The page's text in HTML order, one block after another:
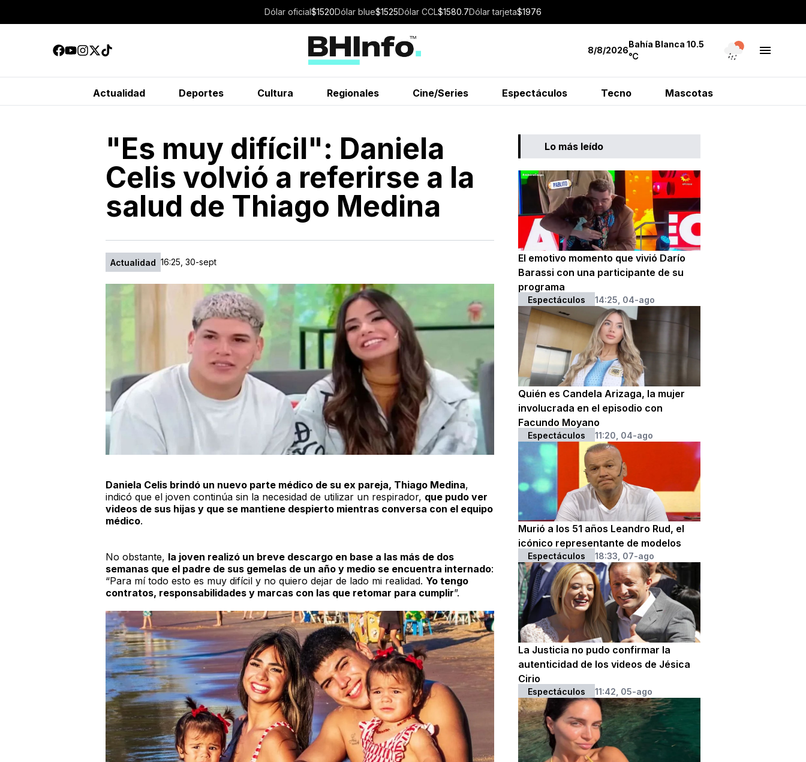
Dólar oficial$1520Dólar blue$1525Dólar CCL$1580.7Dólartarjeta$1976
8/8/2026
Bahía Blanca 10.5
℃
Actualidad Deportes Cultura Regionales Cine/Series Espectáculos Tecno Mascotas
"Es muy difícil": Daniela
Celis volvió a referirse a la
salud de Thiago Medina
Actualidad 16:25, 30-sept
Daniela Celis brindó un nuevo parte médico de su ex pareja, Thiago Medina,
indicó que el joven continúa sin la necesidad de utilizar un respirador, que pudo ver
videos de sus hijas y que se mantiene despierto mientras conversa con el equipo
médico.
No obstante, la joven realizó un breve descargo en base a las más de dos
semanas que el padre de sus gemelas de un año y medio se encuentra internado:
“Para mí todo esto es muy difícil y no quiero dejar de lado mi realidad. Yo tengo
contratos, responsabilidades y marcas con las que retomar para cumplir”.
Lo más leído
El emotivo momento que vivió Darío
Barassi con una participante de su
programa
Espectáculos 14:25, 04-ago
Quién es Candela Arizaga, la mujer
involucrada en el episodio con
Facundo Moyano
Espectáculos 11:20, 04-ago
Murió a los 51 años Leandro Rud, el
icónico representante de modelos
Espectáculos 18:33, 07-ago
La Justicia no pudo confirmar la
autenticidad de los videos de Jésica
Cirio
Espectáculos 11:42, 05-ago